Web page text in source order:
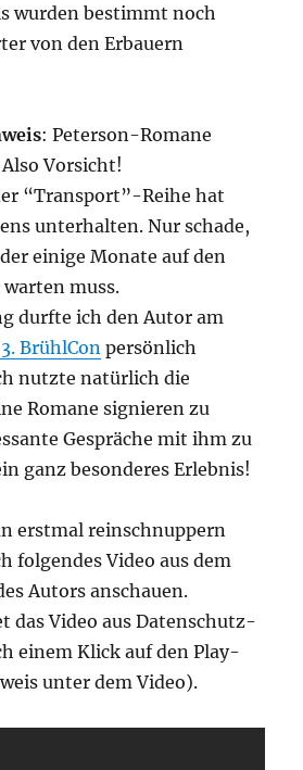
wurden bestimmt noch
von den Erbauern
: Peterson-Romane
Vorsicht!
“Transport”-Reihe hat
unterhalten. Nur schade,
einige Monate auf den
muss.
durfte ich den Autor am
BrühlCon persönlich
nutzte natürlich die
Romane signieren zu
Gespräche mit ihm zu
ganz besonderes Erlebnis!
erstmal reinschnuppern
folgendes Video aus dem
Autors anschauen.
das Video aus Datenschutz-
einem Klick auf den Play-
unter dem Video).